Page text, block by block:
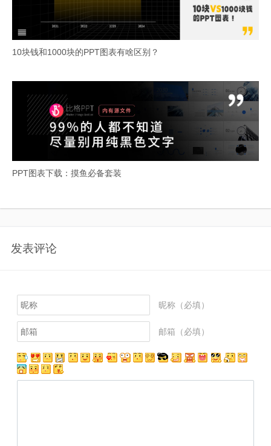
10块钱和1000块的PPT图表有啥区别？
PPT图表下载：摸鱼必备套装
发表评论
昵称（必填）
邮箱（必填）